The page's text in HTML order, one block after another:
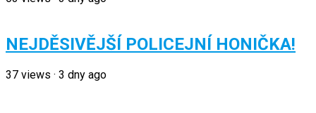
NEJDĚSIVĚJŠÍ POLICEJNÍ HONIČKA!
37 views · 3 dny ago